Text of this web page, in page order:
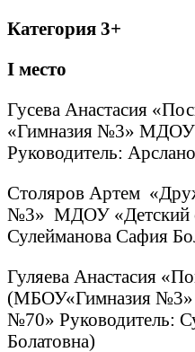
Категория 3+
I место
Гусева Анастасия
«Гимназия №3» МДОУ
Руководитель:
Столяров Артем
№3» МДОУ «Детский
Сулейманова Сафия
Гуляева Анастасия
(МБОУ«Гимназия
№70» Руководитель:
Болатовна)